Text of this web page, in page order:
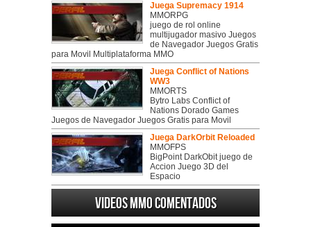
Juega Supremacy 1914
MMORPG
juego de rol online
multijugador masivo Juegos
de Navegador Juegos Gratis
para Movil Multiplataforma MMO
Juega Conflict of Nations
WW3
MMORTS
Bytro Labs Conflict of
Nations Dorado Games
Juegos de Navegador Juegos Gratis para Movil
Juega DarkOrbit Reloaded
MMOFPS
BigPoint DarkObit juego de
Accion Juego 3D del
Espacio
Videos MMO Comentados